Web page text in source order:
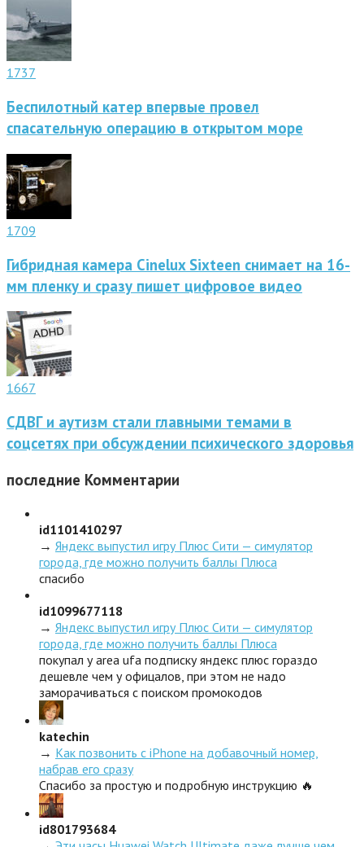
1737
Беспилотный катер впервые провел
спасательную операцию в открытом море
1709
Гибридная камера Cinelux Sixteen снимает на 16-
мм пленку и сразу пишет цифровое видео
1667
СДВГ и аутизм стали главными темами в
соцсетях при обсуждении психического здоровья
последние Комментарии
id1101410297
→ Яндекс выпустил игру Плюс Сити — симулятор
города, где можно получить баллы Плюса
спасибо
id1099677118
→ Яндекс выпустил игру Плюс Сити — симулятор
города, где можно получить баллы Плюса
покупал у area ufa подписку яндекс плюс гораздо
дешевле чем у офицалов, при этом не надо
заморачиваться с поиском промокодов
katechin
→ Как позвонить с iPhone на добавочный номер,
набрав его сразу
Спасибо за простую и подробную инструкцию 🔥
id801793684